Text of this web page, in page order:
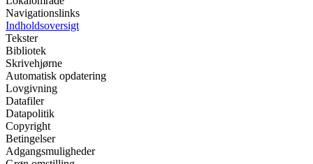
Navigationslinks
Indholdsoversigt
Tekster
Bibliotek
Skrivehjørne
Automatisk opdatering
Lovgivning
Datafiler
Datapolitik
Copyright
Betingelser
Adgangsmuligheder